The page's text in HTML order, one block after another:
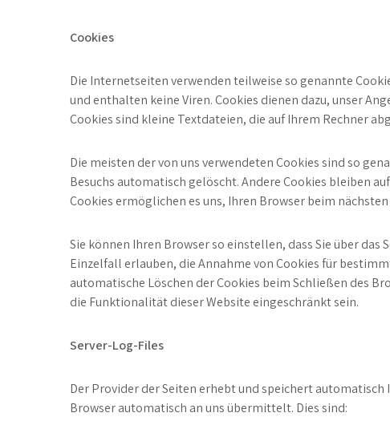
Cookies
Die Internetseiten verwenden teilweise so genannte
und enthalten keine Viren. Cookies dienen dazu, unser
Cookies sind kleine Textdateien, die auf Ihrem Rechner
Die meisten der von uns verwendeten Cookies sind so
Besuchs automatisch gelöscht. Andere Cookies bleiben
Cookies ermöglichen es uns, Ihren Browser beim
Sie können Ihren Browser so einstellen, dass Sie über
Einzelfall erlauben, die Annahme von Cookies für
automatische Löschen der Cookies beim Schließen des
die Funktionalität dieser Website eingeschränkt sein.
Server-Log-Files
Der Provider der Seiten erhebt und speichert
Browser automatisch an uns übermittelt. Dies sind: